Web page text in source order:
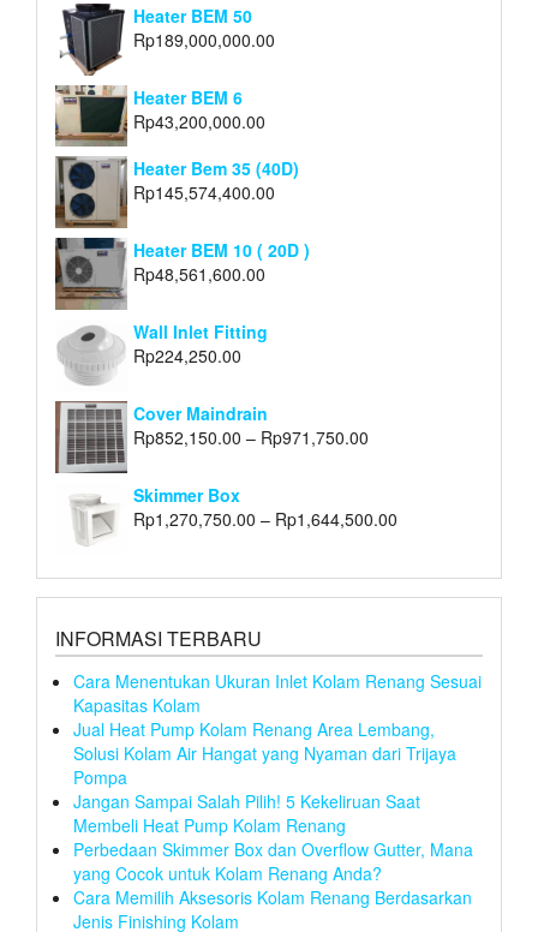
Heater BEM 50
Rp189,000,000.00
Heater BEM 6
Rp43,200,000.00
Heater Bem 35 (40D)
Rp145,574,400.00
Heater BEM 10 ( 20D )
Rp48,561,600.00
Wall Inlet Fitting
Rp224,250.00
Cover Maindrain
Rp852,150.00 – Rp971,750.00
Skimmer Box
Rp1,270,750.00 – Rp1,644,500.00
INFORMASI TERBARU
Cara Menentukan Ukuran Inlet Kolam Renang Sesuai
Kapasitas Kolam
Jual Heat Pump Kolam Renang Area Lembang,
Solusi Kolam Air Hangat yang Nyaman dari Trijaya
Pompa
Jangan Sampai Salah Pilih! 5 Kekeliruan Saat
Membeli Heat Pump Kolam Renang
Perbedaan Skimmer Box dan Overflow Gutter, Mana
yang Cocok untuk Kolam Renang Anda?
Cara Memilih Aksesoris Kolam Renang Berdasarkan
Jenis Finishing Kolam